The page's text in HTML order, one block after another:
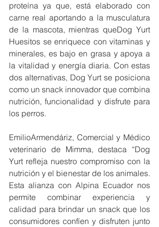
proteína ya que, está elaborado con
carne real aportando a la musculatura
de la mascota, mientras queDog Yurt
Huesitos se enriquece con vitaminas y
minerales, es bajo en grasa y apoya a
la vitalidad y energía diaria. Con estas
dos alternativas, Dog Yurt se posiciona
como un snack innovador que combina
nutrición, funcionalidad y disfrute para
los perros.
EmilioArmendáriz, Comercial y Médico
veterinario de Mimma, destaca “Dog
Yurt refleja nuestro compromiso con la
nutrición y el bienestar de los animales.
Esta alianza con Alpina Ecuador nos
permite combinar experiencia y
calidad para brindar un snack que los
consumidores confíen y disfruten junto